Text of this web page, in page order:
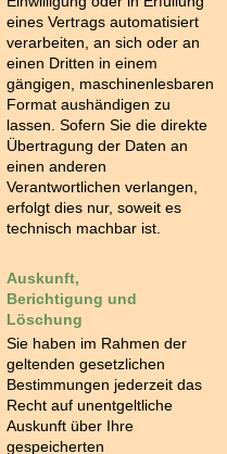
eines Vertrags automatisiert
verarbeiten, an sich oder an
einen Dritten in einem
gängigen, maschinenlesbaren
Format aushändigen zu
lassen. Sofern Sie die direkte
Übertragung der Daten an
einen anderen
Verantwortlichen verlangen,
erfolgt dies nur, soweit es
technisch machbar ist.
Auskunft,
Berichtigung und
Löschung
Sie haben im Rahmen der
geltenden gesetzlichen
Bestimmungen jederzeit das
Recht auf unentgeltliche
Auskunft über Ihre
gespeicherten